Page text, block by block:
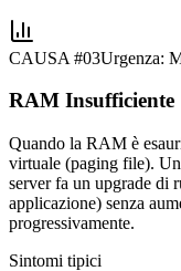
CAUSA #03Urgenza:
RAM Insufficiente
Quando la RAM è
virtuale (paging file).
server fa un upgrade di
applicazione) senza
progressivamente.
Sintomi tipici